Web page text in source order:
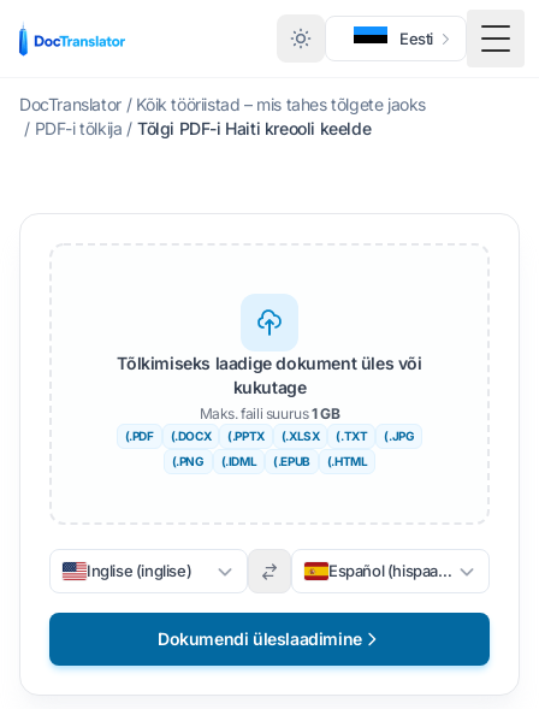
Eesti
DocTranslator / Kõik tööriistad – mis tahes tõlgete jaoks
/ PDF-i tõlkija / Tõlgi PDF-i Haiti kreooli keelde
Tõlkimiseks laadige dokument üles või
kukutage
Maks. faili suurus1 GB
(.PDF (.DOCX (.PPTX (.XLSX (.TXT
(.JPG
(.PNG
(.IDML (.EPUB (.HTML
Inglise (inglise) Español (hispaania)
Dokumendi üleslaadimine